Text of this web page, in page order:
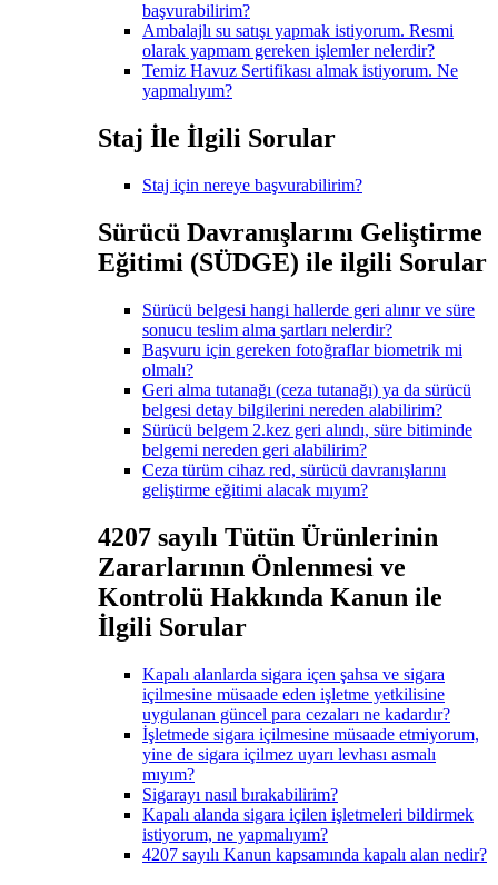
başvurabilirim?
Ambalajlı su satışı yapmak istiyorum. Resmi
olarak yapmam gereken işlemler nelerdir?
Temiz Havuz Sertifikası almak istiyorum. Ne
yapmalıyım?
Staj İle İlgili Sorular
Staj için nereye başvurabilirim?
Sürücü Davranışlarını Geliştirme
Eğitimi (SÜDGE) ile ilgili Sorular
Sürücü belgesi hangi hallerde geri alınır ve süre
sonucu teslim alma şartları nelerdir?
Başvuru için gereken fotoğraflar biometrik mi
olmalı?
Geri alma tutanağı (ceza tutanağı) ya da sürücü
belgesi detay bilgilerini nereden alabilirim?
Sürücü belgem 2.kez geri alındı, süre bitiminde
belgemi nereden geri alabilirim?
Ceza türüm cihaz red, sürücü davranışlarını
geliştirme eğitimi alacak mıyım?
4207 sayılı Tütün Ürünlerinin
Zararlarının Önlenmesi ve
Kontrolü Hakkında Kanun ile
İlgili Sorular
Kapalı alanlarda sigara içen şahsa ve sigara
içilmesine müsaade eden işletme yetkilisine
uygulanan güncel para cezaları ne kadardır?
İşletmede sigara içilmesine müsaade etmiyorum,
yine de sigara içilmez uyarı levhası asmalı
mıyım?
Sigarayı nasıl bırakabilirim?
Kapalı alanda sigara içilen işletmeleri bildirmek
istiyorum, ne yapmalıyım?
4207 sayılı Kanun kapsamında kapalı alan nedir?